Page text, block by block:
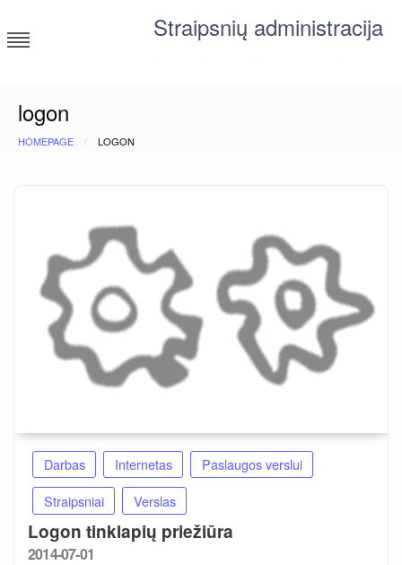
to
content
Straipsnių administracija
logon
HOMEPAGE LOGON
Darbas Internetas
Paslaugos verslui
Straipsniai
Verslas
Logon tinklapių priežiūra
Posted
2014-07-01